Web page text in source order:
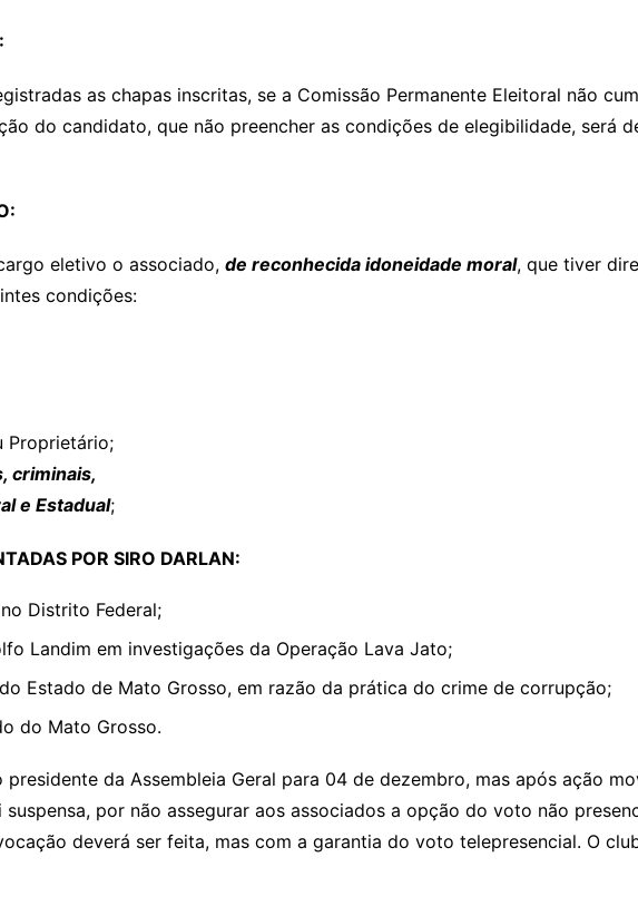
as chapas inscritas, se a Comissão Permanente Eleitoral não
do candidato, que não preencher as condições de elegibilidade, será
eletivo o associado, de reconhecida idoneidade moral, que tiver
condições:
Proprietário;
criminais,
e Estadual;
POR SIRO DARLAN:
Distrito Federal;
Landim em investigações da Operação Lava Jato;
Estado de Mato Grosso, em razão da prática do crime de corrupção;
do Mato Grosso.
da Assembleia Geral para 04 de dezembro, mas após ação
por não assegurar aos associados a opção do voto não
deverá ser feita, mas com a garantia do voto telepresencial. O